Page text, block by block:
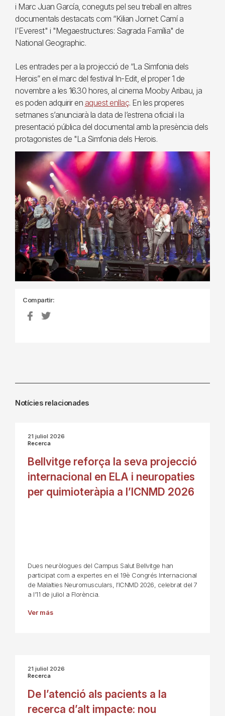
i Marc Juan García, coneguts pel seu treball en altres
documentals destacats com “Kilian Jornet: Camí a
l'Everest" i "Megaestructures: Sagrada Família" de
National Geographic.
Les entrades per a la projecció de “La Simfonia dels
Herois” en el marc del festival In-Edit, el proper 1 de
novembre a les 16.30 hores, al cinema Mooby Aribau, ja
es poden adquirir en aquest enllaç. En les properes
setmanes s’anunciarà la data de l’estrena oficial i la
presentació pública del documental amb la presència dels
protagonistes de "La Simfonia dels Herois.
Compartir:
Notícies relacionades
21 juliol 2026
Recerca
Bellvitge reforça la seva projecció
internacional en ELA i neuropaties
per quimioteràpia a l’ICNMD 2026
Dues neuròlogues del Campus Salut Bellvitge han
participat com a expertes en el 19è Congrés Internacional
de Malalties Neuromusculars, l’ICNMD 2026, celebrat del 7
a l’11 de juliol a Florència.
Ver más
21 juliol 2026
Recerca
De l’atenció als pacients a la
recerca d’alt impacte: nou